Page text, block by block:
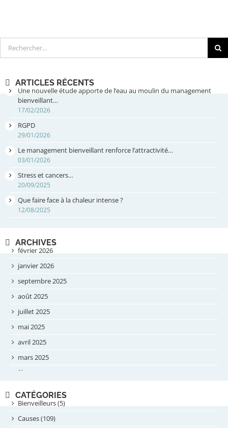
Rechercher
ARTICLES RÉCENTS
Une nouvelle étude apporte de l’eau au moulin du management
bienveillant…
17/02/2026
RGPD
29/01/2026
Le management bienveillant renforce l’attractivité…
03/01/2026
Stress et cancers…
20/09/2025
Que faire face à la chaleur intense ?
12/08/2025
ARCHIVES
février 2026
janvier 2026
septembre 2025
août 2025
juillet 2025
mai 2025
avril 2025
mars 2025
février 2025
septembre 2024
août 2024
CATÉGORIES
Bienveilleurs (5)
Causes (109)